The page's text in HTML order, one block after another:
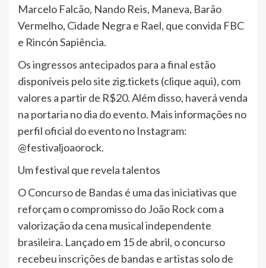
Marcelo Falcão, Nando Reis, Maneva, Barão
Vermelho, Cidade Negra e Rael, que convida FBC
e Rincón Sapiência.
Os ingressos antecipados para a final estão
disponíveis pelo site zig.tickets (clique aqui), com
valores a partir de R$20. Além disso, haverá venda
na portaria no dia do evento. Mais informações no
perfil oficial do evento no Instagram:
@festivaljoaorock.
Um festival que revela talentos
O Concurso de Bandas é uma das iniciativas que
reforçam o compromisso do João Rock com a
valorização da cena musical independente
brasileira. Lançado em 15 de abril, o concurso
recebeu inscrições de bandas e artistas solo de